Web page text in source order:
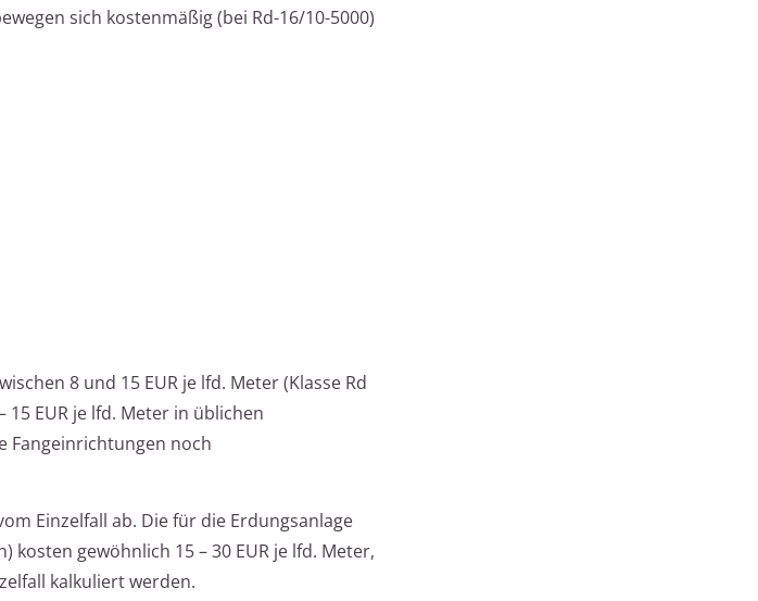
sich kostenmäßig (bei Rd-16/10-5000)
8 und 15 EUR je lfd. Meter (Klasse Rd
EUR je lfd. Meter in üblichen
Fangeinrichtungen noch
Einzelfall ab. Die für die Erdungsanlage
gewöhnlich 15 – 30 EUR je lfd. Meter,
kalkuliert werden.